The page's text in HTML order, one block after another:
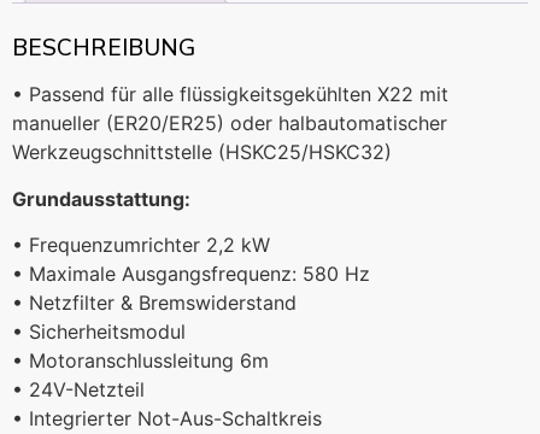
BESCHREIBUNG
• Passend für alle flüssigkeitsgekühlten X22 mit
manueller (ER20/ER25) oder halbautomatischer
Werkzeugschnittstelle (HSKC25/HSKC32)
Grundausstattung:
• Frequenzumrichter 2,2 kW
• Maximale Ausgangsfrequenz: 580 Hz
• Netzfilter & Bremswiderstand
• Sicherheitsmodul
• Motoranschlussleitung 6m
• 24V-Netzteil
• Integrierter Not-Aus-Schaltkreis